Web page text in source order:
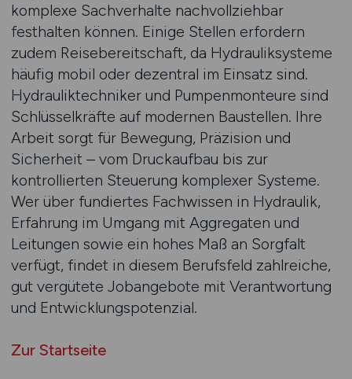
komplexe Sachverhalte nachvollziehbar
festhalten können. Einige Stellen erfordern
zudem Reisebereitschaft, da Hydrauliksysteme
häufig mobil oder dezentral im Einsatz sind.
Hydrauliktechniker und Pumpenmonteure sind
Schlüsselkräfte auf modernen Baustellen. Ihre
Arbeit sorgt für Bewegung, Präzision und
Sicherheit – vom Druckaufbau bis zur
kontrollierten Steuerung komplexer Systeme.
Wer über fundiertes Fachwissen in Hydraulik,
Erfahrung im Umgang mit Aggregaten und
Leitungen sowie ein hohes Maß an Sorgfalt
verfügt, findet in diesem Berufsfeld zahlreiche,
gut vergütete Jobangebote mit Verantwortung
und Entwicklungspotenzial.
Zur Startseite